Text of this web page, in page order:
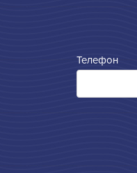
Телефон